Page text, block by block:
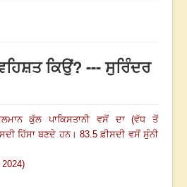
no members online
ਹਫਤੇ
ਕਿਉਂ? --- ਸੁਰਿੰਦਰ
ਕੁੱਲ ਪਾਕਿਸਤਾਨੀ ਵਸੋਂ ਦਾ (ਵੱਧ ਤੋਂ
ਹਿੱਸਾ ਬਣਦੇ ਹਨ।83.5 ਫ਼ੀਸਦੀ ਵਸੋਂ ਸੁੰਨੀ